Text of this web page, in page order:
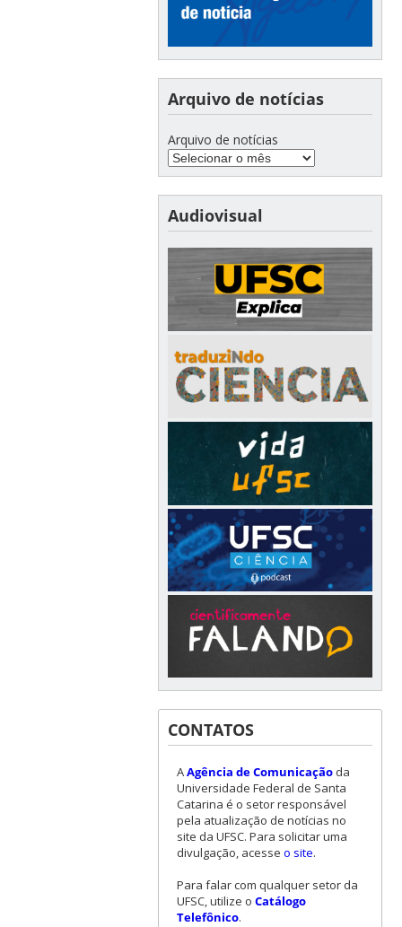
Arquivo de notícias
Arquivo de notícias
Audiovisual
CONTATOS
AAgência de Comunicaçãoda
Universidade Federal de Santa
Catarina é o setor responsável
pela atualização de notícias no
site da UFSC. Para solicitar uma
divulgação, acesse o site.
Para falar com qualquer setor da
UFSC, utilize o Catálogo
Telefônico.